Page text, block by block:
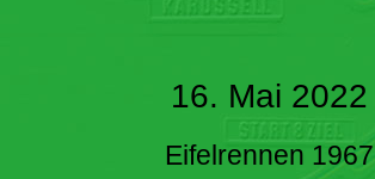
16. Mai 2022
Eifelrennen 1967